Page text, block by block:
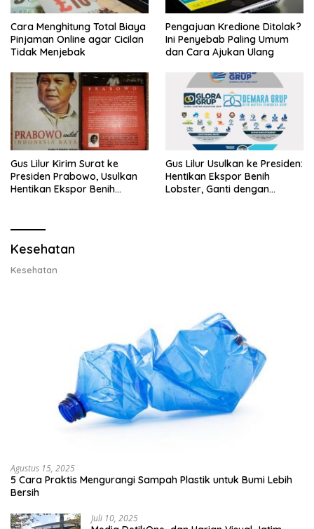
Cara Menghitung Total Biaya
Pinjaman Online agar Cicilan
Tidak Menjebak
Pengajuan Kredione Ditolak?
Ini Penyebab Paling Umum
dan Cara Ajukan Ulang
Gus Lilur Kirim Surat ke
Presiden Prabowo, Usulkan
Hentikan Ekspor Benih
Gus Lilur Usulkan ke Presiden:
Hentikan Ekspor Benih
Lobster, Ganti dengan
Kesehatan
Kesehatan
Agustus 15, 2025
5 Cara Praktis Mengurangi Sampah Plastik untuk Bumi Lebih
Bersih
Juli 10, 2025